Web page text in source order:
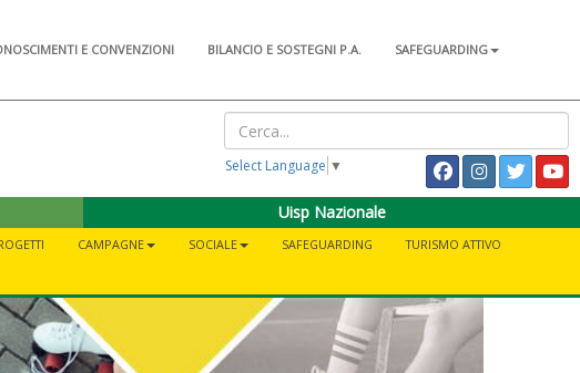
E CONVENZIONI BILANCIO E SOSTEGNI P.A.
SAFEGUARDING
Select Language ▼
Uisp Nazionale
CAMPAGNE SOCIALE SAFEGUARDING
TURISMO ATTIVO